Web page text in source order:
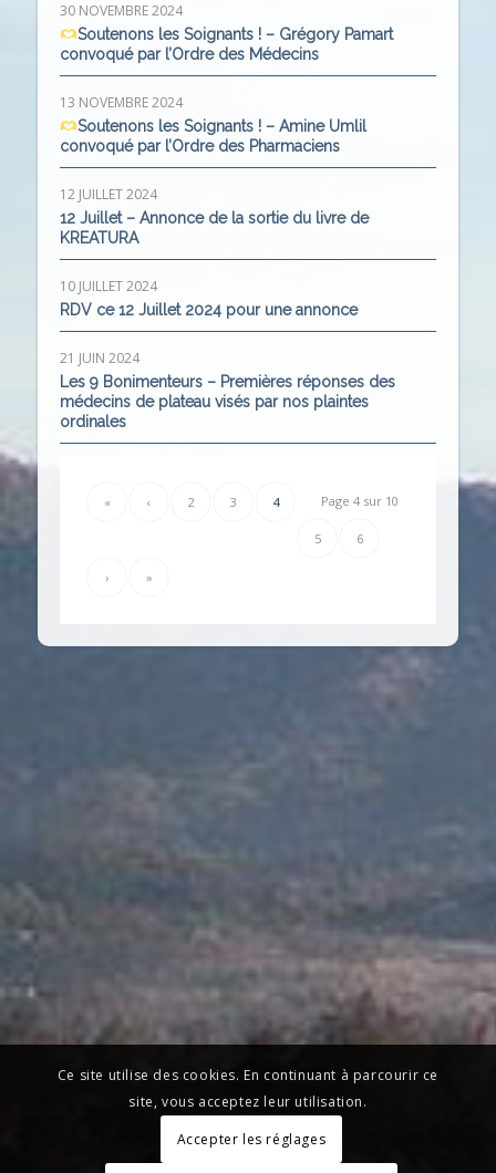
30 NOVEMBRE 2024
Soutenons les Soignants ! – Grégory Pamart
convoqué par l’Ordre des Médecins
13 NOVEMBRE 2024
Soutenons les Soignants ! – Amine Umlil
convoqué par l’Ordre des Pharmaciens
12 JUILLET 2024
12 Juillet – Annonce de la sortie du livre de
KREATURA
10 JUILLET 2024
RDV ce 12 Juillet 2024 pour une annonce
21 JUIN 2024
Les 9 Bonimenteurs – Premières réponses des
médecins de plateau visés par nos plaintes
ordinales
Page 4 sur 10
« ‹ 2 3 4
5 6
› »
Ce site utilise des cookies. En continuant à parcourir ce
site, vous acceptez leur utilisation.
Accepter les réglages